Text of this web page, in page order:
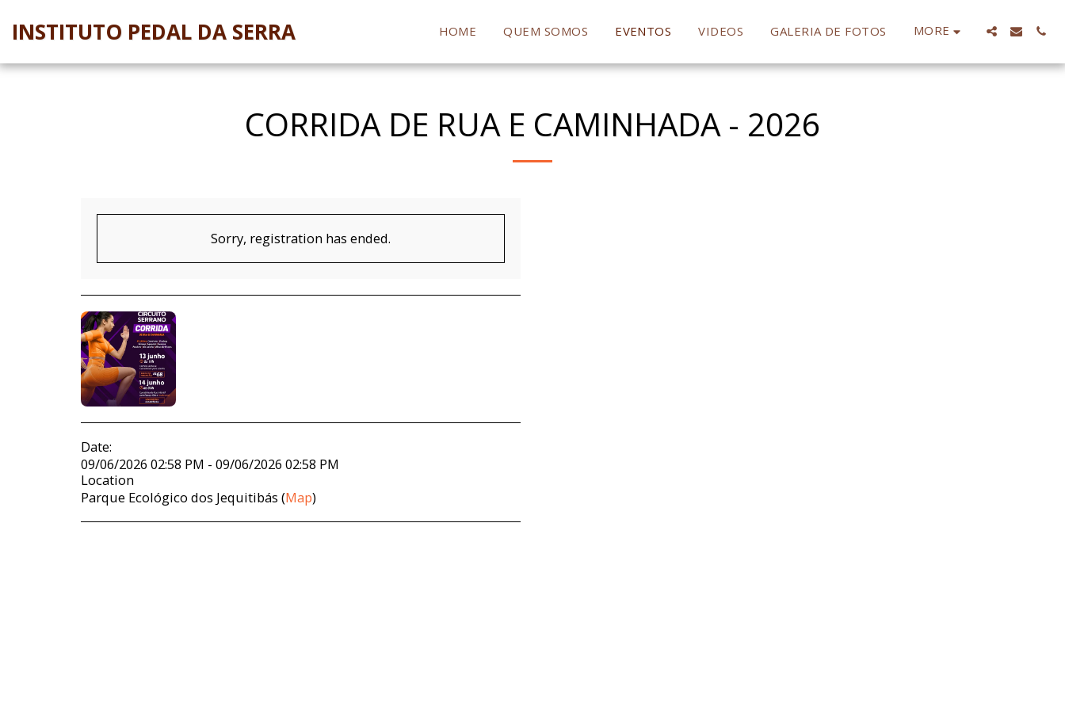
INSTITUTO PEDAL DA SERRA HOME QUEM SOMOS EVENTOS VIDEOS GALERIA DE FOTOS MORE
CORRIDA DE RUA E CAMINHADA - 2026
Sorry, registration has ended.
Date:
09/06/2026 02:58 PM - 09/06/2026 02:58 PM
Location
Parque Ecológico dos Jequitibás (Map)